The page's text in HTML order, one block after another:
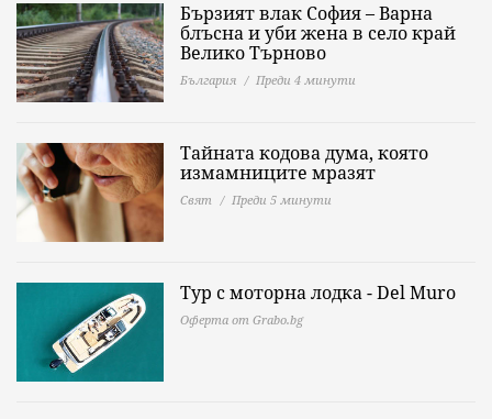
Бързият влак София – Варна
блъсна и уби жена в село край
Велико Търново
България Преди 4 минути
Тайната кодова дума, която
измамниците мразят
Свят Преди 5 минути
Тур с моторна лодка - Del Muro
Оферта от Grabo.bg